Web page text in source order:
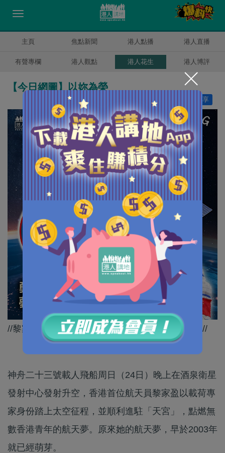
主頁 焦點新聞 港人點播 港人直播
有聲專欄 港人觀點 港人花生 港人博評
【今日網圖】以妳為榮
分享
讚好
//黎家盈嘅故事，點燃咗無數香港青年嘅航天夢！//
神舟二十三號載人飛船周日（24日）晚上在酒泉衛星
發射中心發射升空，香港首位航天員黎家盈以載荷專
家身份踏上太空征程，並順利進駐「天宮」，點燃無
數香港青年的航天夢。原來她的航天夢，早於2003年
就已經萌芽。